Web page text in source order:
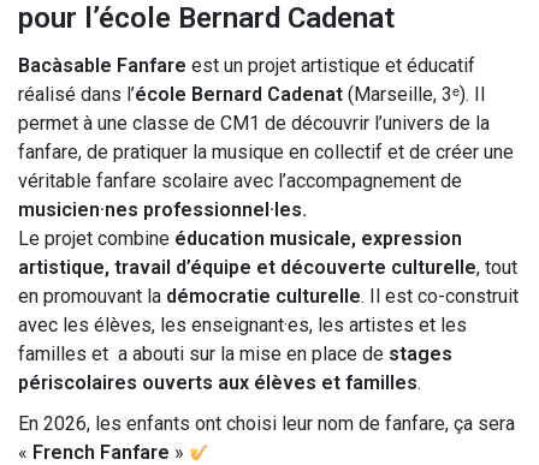
pour l’école Bernard Cadenat
Bacàsable Fanfare est un projet artistique et éducatif
réalisé dans l’école Bernard Cadenat (Marseille, 3ᵉ). Il
permet à une classe de CM1 de découvrir l’univers de la
fanfare, de pratiquer la musique en collectif et de créer une
véritable fanfare scolaire avec l’accompagnement de
musicien·nes professionnel·les.
Le projet combine éducation musicale, expression
artistique, travail d’équipe et découverte culturelle, tout
en promouvant la démocratie culturelle. Il est co-construit
avec les élèves, les enseignant·es, les artistes et les
familles et a abouti sur la mise en place de stages
périscolaires ouverts aux élèves et familles.
En 2026, les enfants ont choisi leur nom de fanfare, ça sera
« French Fanfare »